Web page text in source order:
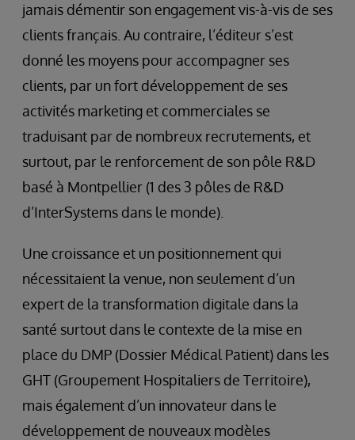
jamais démentir son engagement vis-à-vis de ses
clients français. Au contraire, l’éditeur s’est
donné les moyens pour accompagner ses
clients, par un fort développement de ses
activités marketing et commerciales se
traduisant par de nombreux recrutements, et
surtout, par le renforcement de son pôle R&D
basé à Montpellier (1 des 3 pôles de R&D
d’InterSystems dans le monde).
Une croissance et un positionnement qui
nécessitaient la venue, non seulement d’un
expert de la transformation digitale dans la
santé surtout dans le contexte de la mise en
place du DMP (Dossier Médical Patient) dans les
GHT (Groupement Hospitaliers de Territoire),
mais également d’un innovateur dans le
développement de nouveaux modèles